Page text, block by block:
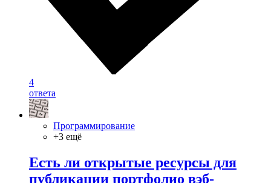
4
ответа
Программирование
+3 ещё
Есть ли открытые ресурсы для
публикации портфолио вэб-